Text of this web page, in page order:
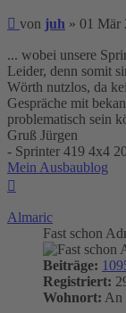
Beitrag
von juh » 01 Mär
... wobei unsere
Leider, denn somit
Wörth nutzlos, da
Gespräche mit
problematisch sein
Gruß Jürgen
- Sprinter 419 4x4
Mein Ausbaublog
Almaric
Fast schon
Beiträge:
Registriert:
Wohnort: An